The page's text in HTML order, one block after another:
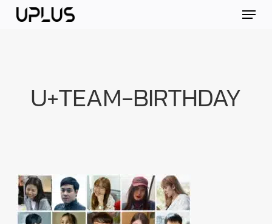
Skip Menu
U+TEAM-BIRTHDAY